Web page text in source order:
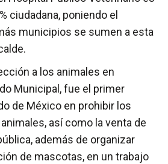
ciudadana, poniendo el
municipios se sumen a esta
a los animales en
Municipal, fue el primer
de México en prohibir los
así como la venta de
además de organizar
de mascotas, en un trabajo